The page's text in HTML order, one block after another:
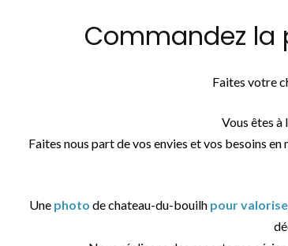
Commandez
Faites votre
Vous êtes à
Faites nous part de vos envies et vos besoins
Une photo de chateau-du-bouilh pour